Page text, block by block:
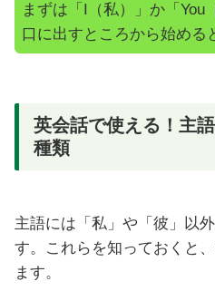
まずは「I（私）」か「You
口に出すところから始める
英会話で使える！主
種類
主語には「私」や「彼」以
す。これらを知っておくと
ます。